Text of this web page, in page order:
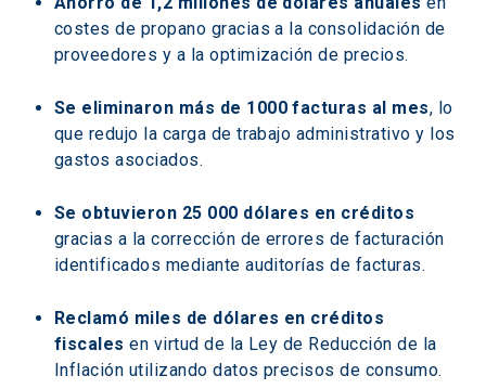
costes de propano gracias a la consolidación de
proveedores y a la optimización de precios.
Se eliminaron más de 1000 facturas al mes, lo
que redujo la carga de trabajo administrativo y los
gastos asociados.
Se obtuvieron 25 000 dólares en créditos
gracias a la corrección de errores de facturación
identificados mediante auditorías de facturas.
Reclamó miles de dólares en créditos
fiscales en virtud de la Ley de Reducción de la
Inflación utilizando datos precisos de consumo.